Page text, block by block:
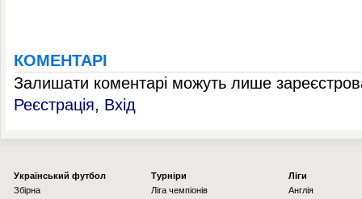
КОМЕНТАРІ
Залишати коментарі можуть лише
Реєстрація, Вхід
Українcький футбол
Збірна
Турніри
Ліга чемпіонів
Ліги
Англія